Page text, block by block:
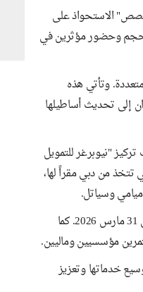
الاستحواذ على
حجم وحضور مؤثرين في
متعددة. وتأتي هذه
إلى تحديث أساطيلها
"نيوبرغر للتمويل
تتخذ من دبي مقراً لها،
ويضم أسطول الشركة نحو 700 طائرة، بينها أكثر من 100 طائرة ضمن الأصول المدارة، بقيمة تبلغ 25 مليار دولار حتى 31 مارس 2026. كما
خدماتها وتعزيز